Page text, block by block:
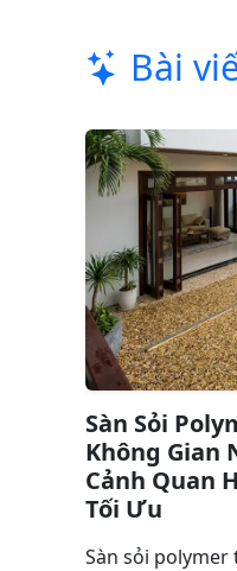
Bài
Sàn Sỏi
Không Gian
Cảnh Quan
Tối Ưu
Sàn sỏi